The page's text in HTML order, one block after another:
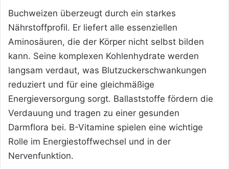
Buchweizen überzeugt durch ein starkes
Nährstoffprofil. Er liefert alle essenziellen
Aminosäuren, die der Körper nicht selbst bilden
kann. Seine komplexen Kohlenhydrate werden
langsam verdaut, was Blutzuckerschwankungen
reduziert und für eine gleichmäßige
Energieversorgung sorgt. Ballaststoffe fördern die
Verdauung und tragen zu einer gesunden
Darmflora bei. B-Vitamine spielen eine wichtige
Rolle im Energiestoffwechsel und in der
Nervenfunktion.